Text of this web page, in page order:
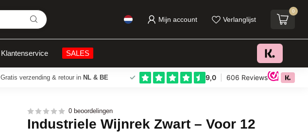
Mijn account Verlanglijst
0
Klantenservice SALES
Gratis verzending & retour in NL & BE
Toevoegen aan winkelwagen
0 beoordelingen
Industriele Wijnrek Zwart – Voor 12